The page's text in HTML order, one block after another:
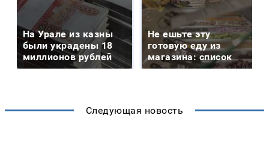
На Урале из казны
были украдены 18
миллионов рублей
Не ешьте эту
готовую еду из
магазина: список
Следующая новость